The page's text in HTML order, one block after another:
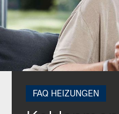
FAQ HEIZUNGEN